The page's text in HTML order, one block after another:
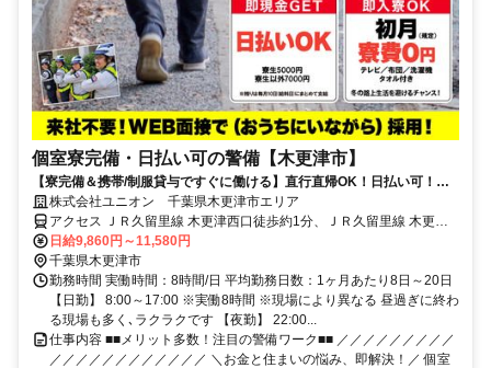
個室寮完備・日払い可の警備【木更津市】
【寮完備＆携帯/制服貸与ですぐに働ける】直行直帰OK！日払い可！勤
務初日から給与GET★未経験OK
株式会社ユニオン 千葉県木更津市エリア
アクセス ＪＲ久留里線 木更津西口徒歩約1分、ＪＲ久留里線 木更津
西口徒歩約1分、ＪＲ久留里線 木更津西口徒歩約1分 千葉県木更津市
エリア（木更津駅、巌根駅、祇園駅、上総清川駅、東清川駅、馬来田
駅等）
日給9,860円～11,580円
千葉県木更津市
勤務時間 実働時間：8時間/日 平均勤務日数：1ヶ月あたり8日～20日
【日勤】 8:00～17:00 ※実働8時間 ※現場により異なる 昼過ぎに終わ
る現場も多く､ラクラクです 【夜勤】 22:00...
仕事内容 ■■メリット多数！注目の警備ワーク■■ ／／／／／／／／／
／／／／／／／／／／／／ ＼お金と住まいの悩み、即解決！／ 個室